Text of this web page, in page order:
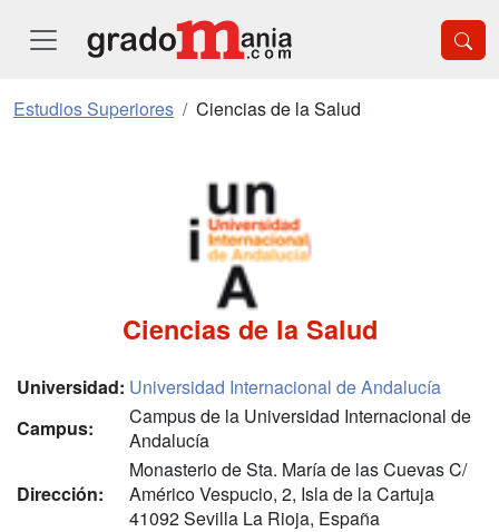
Estudios Superiores Ciencias de la Salud
Ciencias de la Salud
Universidad: Universidad Internacional de Andalucía
Campus:
Campus de la Universidad Internacional de
Andalucía
Dirección:
Monasterio de Sta. María de las Cuevas C/
Américo Vespucio, 2, Isla de la Cartuja
41092 Sevilla La Rioja, España